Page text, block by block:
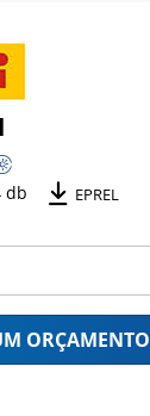
db EPREL
ORÇAMENTO